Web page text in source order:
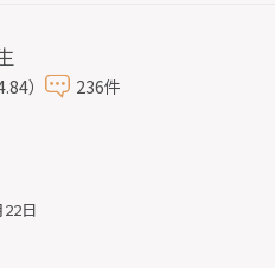
） 236件
22日